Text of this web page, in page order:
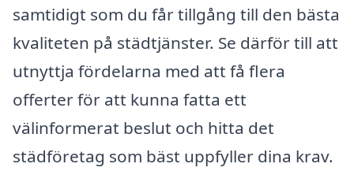
samtidigt som du får tillgång till den bästa
kvaliteten på städtjänster. Se därför till att
utnyttja fördelarna med att få flera
offerter för att kunna fatta ett
välinformerat beslut och hitta det
städföretag som bäst uppfyller dina krav.